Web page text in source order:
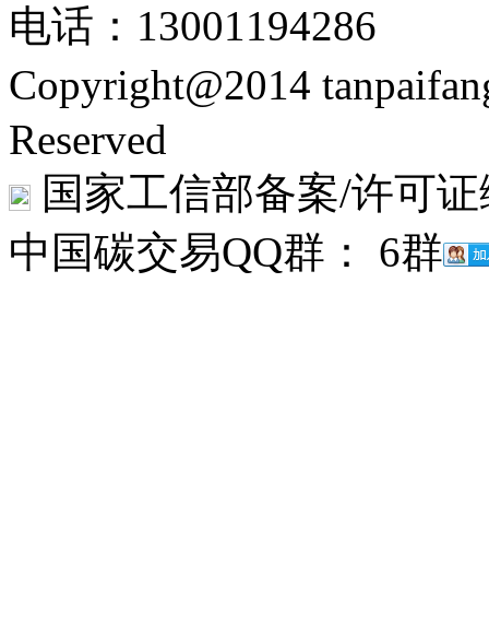
电话：13001194286
Copyright@2014
Reserved
国家工信部备案/许可
中国碳交易QQ群： 6群